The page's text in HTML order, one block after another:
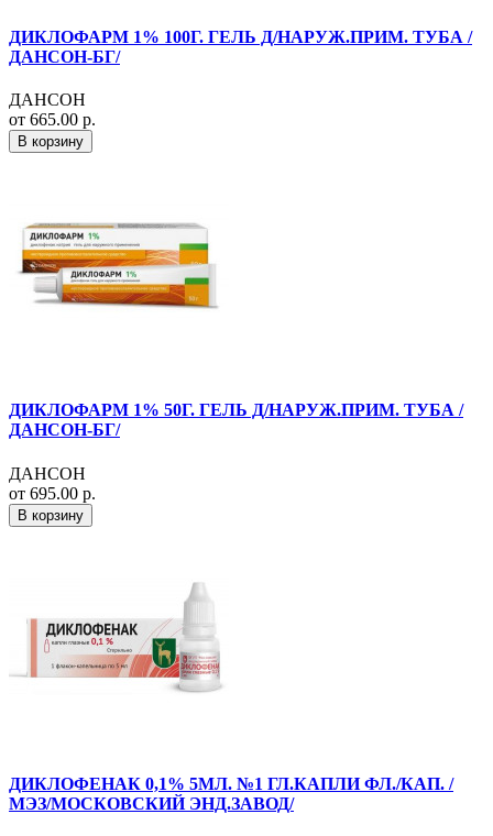
ДИКЛОФАРМ 1% 100Г. ГЕЛЬ Д/НАРУЖ.ПРИМ. ТУБА /
ДАНСОН-БГ/
ДАНСОН
от 665.00 р.
В корзину
ДИКЛОФАРМ 1% 50Г. ГЕЛЬ Д/НАРУЖ.ПРИМ. ТУБА /
ДАНСОН-БГ/
ДАНСОН
от 695.00 р.
В корзину
ДИКЛОФЕНАК 0,1% 5МЛ. №1 ГЛ.КАПЛИ ФЛ./КАП. /
МЭЗ/МОСКОВСКИЙ ЭНД.ЗАВОД/